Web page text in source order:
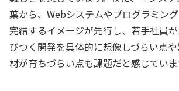
葉から、Webシステムやプログラミン
完結するイメージが先行し、若手社員
びつく開発を具体的に想像しづらい点
材が育ちづらい点も課題だと感じていま